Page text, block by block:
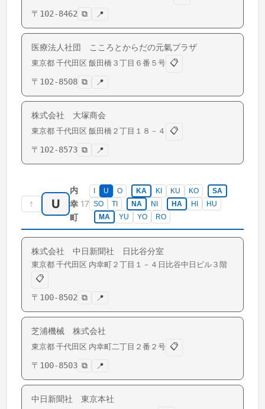
〒 102-8462 ⧉ 📍
医療法人社団 こころとからだの元氣プラザ
東京都 千代田区 飯田橋 ３丁目６番５号 📋
〒 102-8508 ⧉ 📍
株式会社 大塚商会
東京都 千代田区 飯田橋 ２丁目１８－４
📋
〒 102-8573 ⧉ 📍
↑ U
内
幸
町
17
I U O KA KI KU KO
SA
SO
TI NA NI HA HI
HU
MA
YU YO RO
株式会社 中日新聞社 日比谷分室
東京都 千代田区 内幸町 ２丁目１－４日比谷中日ビル３階
📋
〒 100-8502 ⧉ 📍
芝浦機械 株式会社
東京都 千代田区 内幸町二丁目２番２号 📋
〒 100-8503 ⧉ 📍
中日新聞社 東京本社